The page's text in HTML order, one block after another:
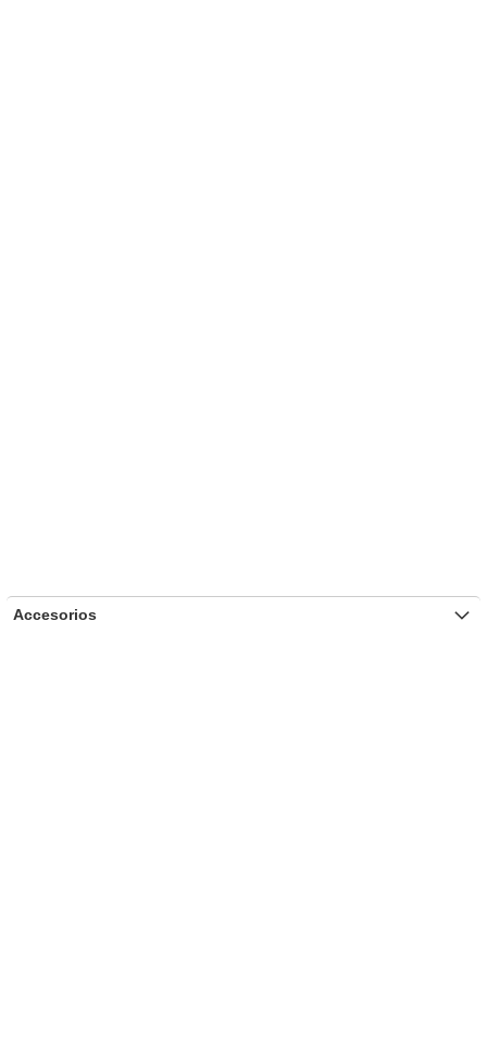
Accesorios